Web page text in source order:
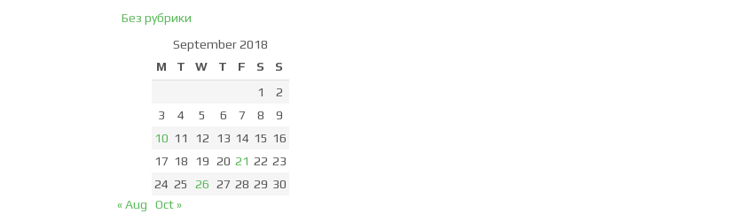
Без рубрики
September 2018
M
T W T F S
S
1
2
3
4 5 6 7 8
9
10 11 12 13 14 15 16
17 18 19 20 21 22 23
24 25 26 27 28 29 30
« Aug
Oct »